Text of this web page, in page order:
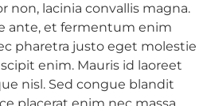
non, lacinia convallis magna.
ante, et fermentum enim
pharetra justo eget molestie
enim. Mauris id laoreet
nisl. Sed congue blandit
placerat enim nec massa